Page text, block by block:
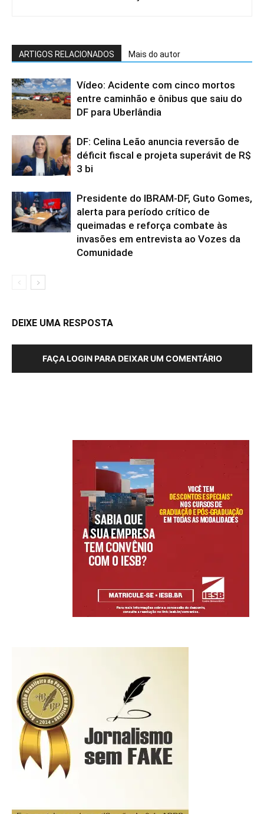
ARTIGOS RELACIONADOS Mais do autor
Vídeo: Acidente com cinco mortos
entre caminhão e ônibus que saiu do
DF para Uberlândia
DF: Celina Leão anuncia reversão de
déficit fiscal e projeta superávit de R$
3 bi
Presidente do IBRAM-DF, Guto Gomes,
alerta para período crítico de
queimadas e reforça combate às
invasões em entrevista ao Vozes da
Comunidade
DEIXE UMA RESPOSTA
FAÇA LOGIN PARA DEIXAR UM COMENTÁRIO